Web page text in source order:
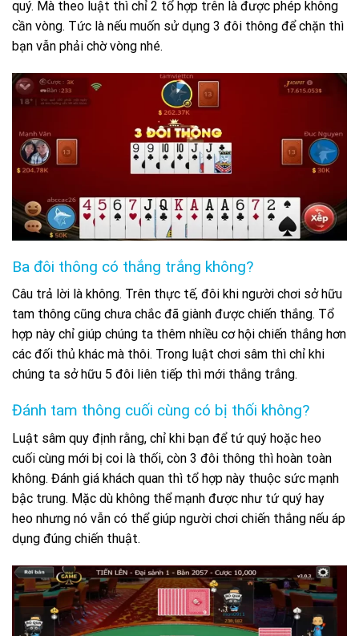
quý. Mà theo luật thì chỉ 2 tổ hợp trên là được phép không
cần vòng. Tức là nếu muốn sử dụng 3 đôi thông để chặn thì
bạn vẫn phải chờ vòng nhé.
Ba đôi thông có thắng trắng không?
Câu trả lời là không. Trên thực tế, đôi khi người chơi sở hữu
tam thông cũng chưa chắc đã giành được chiến thắng. Tổ
hợp này chỉ giúp chúng ta thêm nhiều cơ hội chiến thắng hơn
các đối thủ khác mà thôi. Trong luật chơi sâm thì chỉ khi
chúng ta sở hữu 5 đôi liên tiếp thì mới thắng trắng.
Đánh tam thông cuối cùng có bị thối không?
Luật sâm quy định rằng, chỉ khi bạn để tứ quý hoặc heo
cuối cùng mới bị coi là thối, còn 3 đôi thông thì hoàn toàn
không. Đánh giá khách quan thì tổ hợp này thuộc sức mạnh
bậc trung. Mặc dù không thể mạnh được như tứ quý hay
heo nhưng nó vẫn có thể giúp người chơi chiến thắng nếu áp
dụng đúng chiến thuật.